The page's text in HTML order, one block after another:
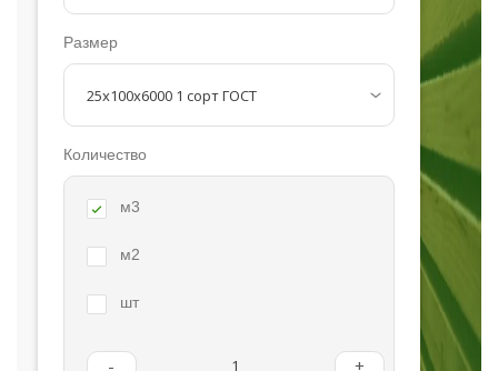
Размер
Количество
м3
м2
шт
- +